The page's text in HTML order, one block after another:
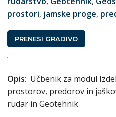
prostori, jamske proge,
PRENESI GRADIVO
Opis: Učbenik za modul
prostorov, predorov in
rudar in Geotehnik